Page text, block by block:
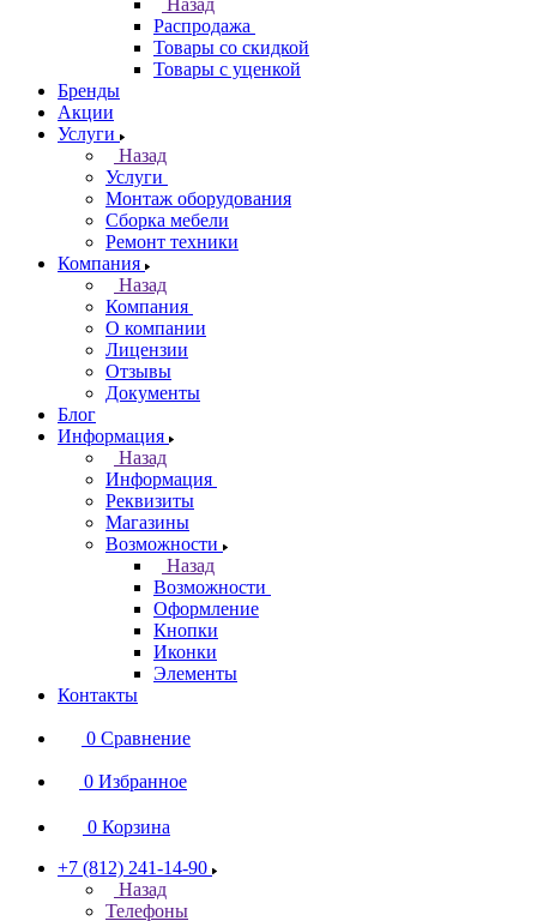
Назад
Распродажа
Товары со скидкой
Товары с уценкой
Бренды
Акции
Услуги
Назад
Услуги
Монтаж оборудования
Сборка мебели
Ремонт техники
Компания
Назад
Компания
О компании
Лицензии
Отзывы
Документы
Блог
Информация
Назад
Информация
Реквизиты
Магазины
Возможности
Назад
Возможности
Оформление
Кнопки
Иконки
Элементы
Контакты
0 Сравнение
0 Избранное
0 Корзина
+7 (812) 241-14-90
Назад
Телефоны